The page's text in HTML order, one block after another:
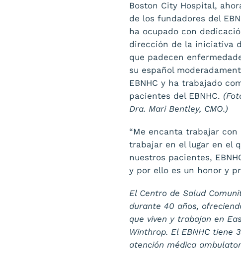
Boston City Hospital,
de los fundadores del
ha ocupado con
dirección de la iniciativa
que padecen
su español
EBNHC y ha trabajado
pacientes del EBNHC. (
Dra. Mari Bentley, CMO.)
“Me encanta trabajar
trabajar en el lugar en el
nuestros pacientes,
y por ello es un honor y
El Centro de Salud
durante 40 años,
que viven y trabajan en
Winthrop. El EBNHC
atención médica